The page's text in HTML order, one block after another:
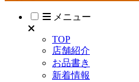
メニュー
TOP
店舗紹介
お品書き
新着情報